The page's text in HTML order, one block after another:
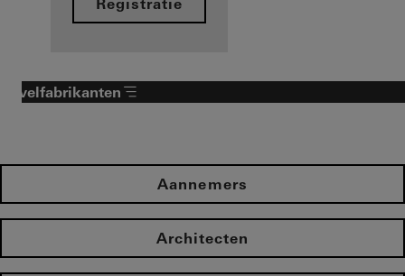
Registratie
Gevelfabrikanten
Aannemers
Architecten